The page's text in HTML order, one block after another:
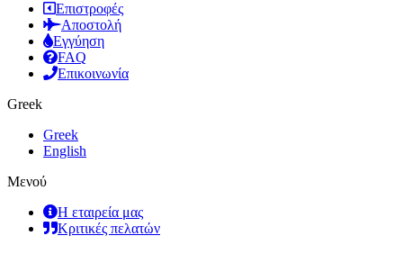
Επιστροφές
Αποστολή
Εγγύηση
FAQ
Επικοινωνία
Greek
Greek
English
Μενού
Η εταιρεία μας
Κριτικές πελατών